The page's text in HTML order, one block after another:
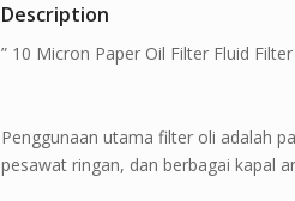
Description
” 10 Micron Paper Oil Filter Fluid Filter
Penggunaan utama filter oli adalah
pesawat ringan, dan berbagai kapal